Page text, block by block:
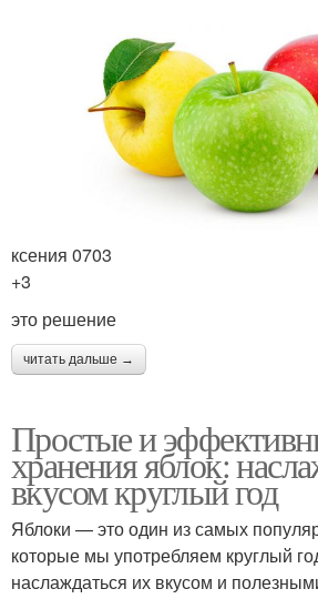
ксения 0703
+3
это решение
читать дальше →
Простые и
хранения яблок:
вкусом круглый год
Яблоки — это один из самых
которые мы употребляем круглый
наслаждаться их вкусом и